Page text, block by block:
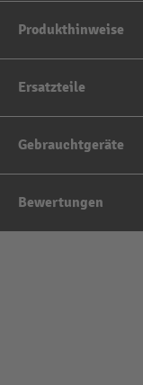
Produkthinweise
Ersatzteile
Gebrauchtgeräte
Bewertungen